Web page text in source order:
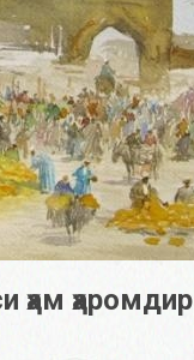
ҳам ҳаромдир